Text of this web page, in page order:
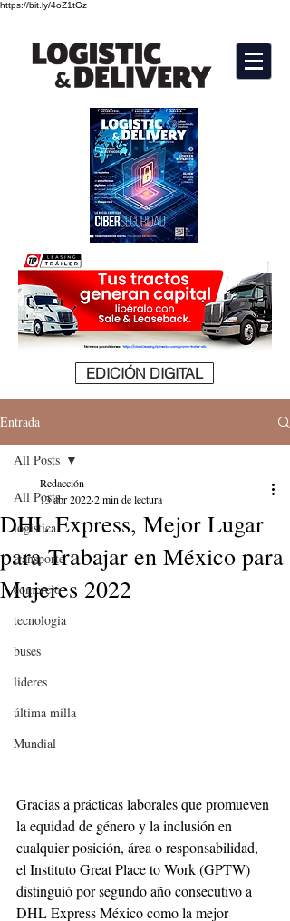
https://bit.ly/4oZ1tGz
EDICIÓN DIGITAL
Entrada
All Posts
logistica
transporte
comercio
tecnologia
buses
lideres
última milla
Mundial
All Posts
DHL Express, Mejor Lugar
para Trabajar en México para
Mujeres 2022
Redacción
13 abr 20222 min de lectura
Gracias a prácticas laborales que promueven
la equidad de género y la inclusión en
cualquier posición, área o responsabilidad,
el Instituto Great Place to Work (GPTW)
distinguió por segundo año consecutivo a
DHL Express México como la mejor